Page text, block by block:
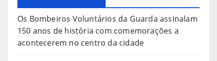
Os Bombeiros Voluntários da Guarda assinalam
150 anos de história com comemorações a
acontecerem no centro da cidade